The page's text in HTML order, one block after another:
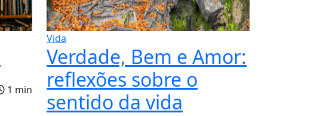
1 min
Vida
Verdade, Bem e Amor:
reflexões sobre o
sentido da vida